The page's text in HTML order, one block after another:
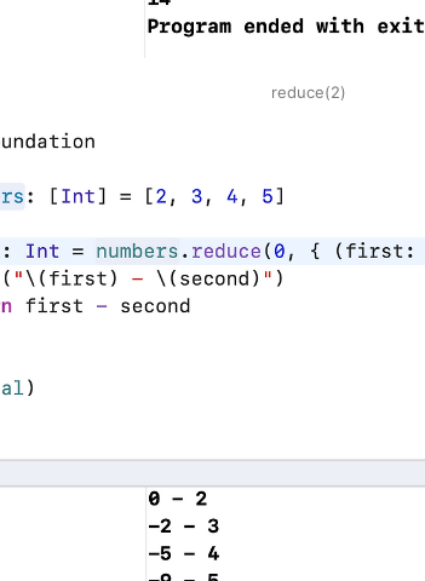
reduce(2)